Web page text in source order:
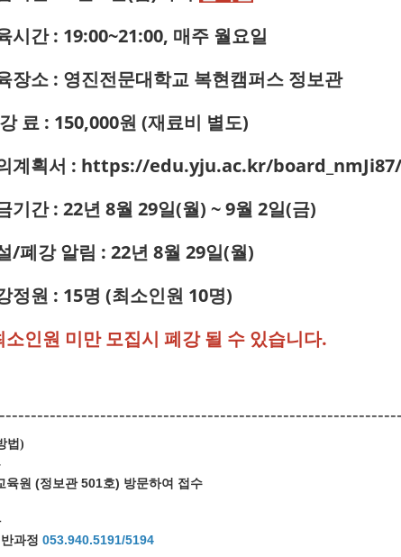
시간 : 19:00~21:00, 매주 월요일
장소 : 영진전문대학교 복현캠퍼스 정보관
료 : 150,000원 (재료비 별도)
계획서 : https://edu.yju.ac.kr/
기간 : 22년 8월 29일(월) ~ 9월 2일(금)
/폐강 알림 : 22년 8월 29일(월)
정원 : 15명 (최소인원 10명)
인원 미만 모집시 폐강 될 수 있습니다.
법 )
육원 (정보관 501호) 방문하여 접수
과정 053.940.5191/5194